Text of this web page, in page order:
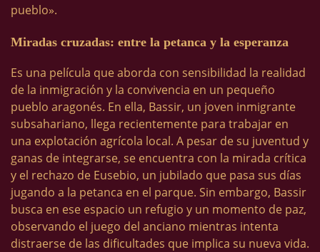
pueblo».
Miradas cruzadas: entre la petanca y la esperanza
Es una película que aborda con sensibilidad la realidad
de la inmigración y la convivencia en un pequeño
pueblo aragonés. En ella, Bassir, un joven inmigrante
subsahariano, llega recientemente para trabajar en
una explotación agrícola local. A pesar de su juventud y
ganas de integrarse, se encuentra con la mirada crítica
y el rechazo de Eusebio, un jubilado que pasa sus días
jugando a la petanca en el parque. Sin embargo, Bassir
busca en ese espacio un refugio y un momento de paz,
observando el juego del anciano mientras intenta
distraerse de las dificultades que implica su nueva vida.